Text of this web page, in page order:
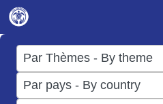
Aller
au
contenu
Par Thèmes - By theme
17
results
available
Par pays - By country
50
results